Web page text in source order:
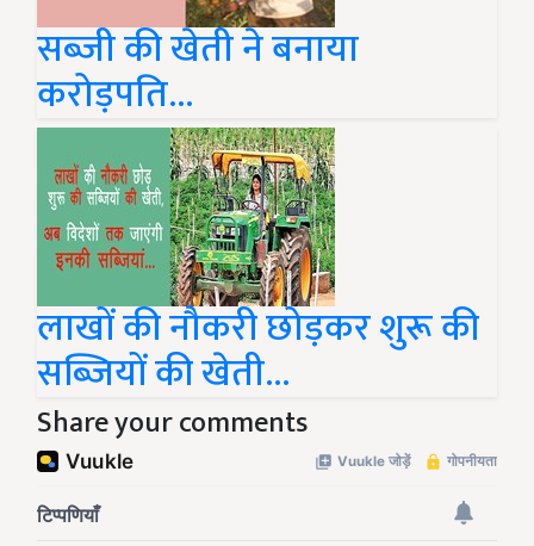
सब्जी की खेती ने बनाया
करोड़पति...
लाखों की नौकरी छोड़कर शुरू की
सब्जियों की खेती...
Share your comments